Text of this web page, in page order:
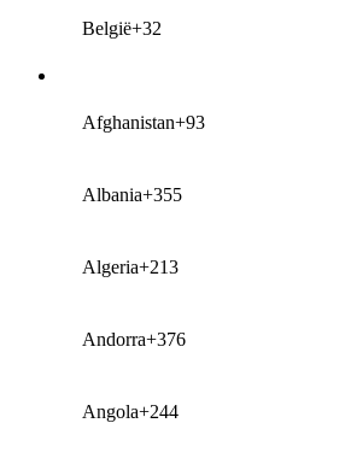
België+32
Afghanistan+93
Albania+355
Algeria+213
Andorra+376
Angola+244